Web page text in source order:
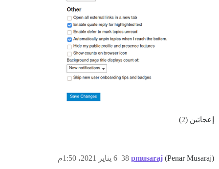
إعجابَين (2)
pmusaraj (Penar Musaraj) 6 يناير 2021، 1:50م 38